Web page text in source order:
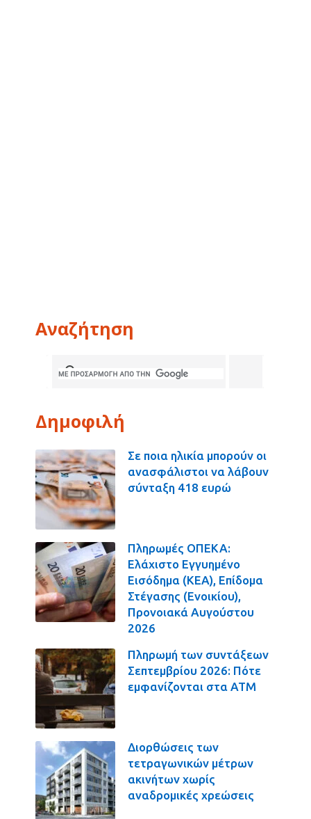
Αναζήτηση
Δημοφιλή
Σε ποια ηλικία μπορούν οι
ανασφάλιστοι να λάβουν
σύνταξη 418 ευρώ
Πληρωμές ΟΠΕΚΑ:
Ελάχιστο Εγγυημένο
Εισόδημα (ΚΕΑ), Επίδομα
Στέγασης (Ενοικίου),
Προνοιακά Αυγούστου
2026
Πληρωμή των συντάξεων
Σεπτεμβρίου 2026: Πότε
εμφανίζονται στα ΑΤΜ
Διορθώσεις των
τετραγωνικών μέτρων
ακινήτων χωρίς
αναδρομικές χρεώσεις